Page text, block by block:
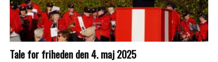
Tale for friheden den 4. maj 2025